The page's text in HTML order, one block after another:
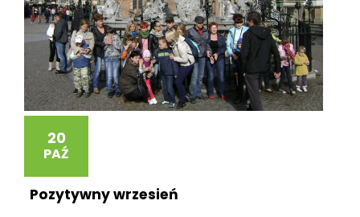
20
PAŹ
Pozytywny wrzesień